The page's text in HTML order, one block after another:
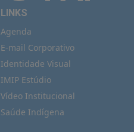
LINKS
Agenda
E-mail Corporativo
Identidade Visual
IMIP Estúdio
Vídeo Institucional
Saúde Indígena